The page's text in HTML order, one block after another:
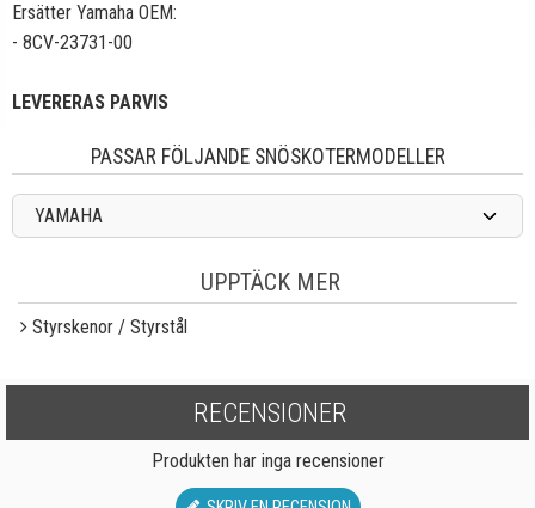
Ersätter Yamaha OEM:
- 8CV-23731-00
LEVERERAS PARVIS
PASSAR FÖLJANDE SNÖSKOTERMODELLER
YAMAHA
UPPTÄCK MER
Styrskenor / Styrstål
RECENSIONER
Produkten har inga recensioner